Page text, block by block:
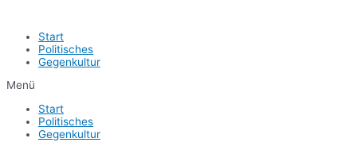
Start
Politisches
Gegenkultur
Menü
Start
Politisches
Gegenkultur